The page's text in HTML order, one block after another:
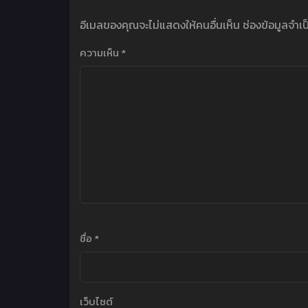
อีเมลของคุณจะไม่แสดงให้คนอื่นเห็น ช่องข้อมูลจำเ
ความเห็น *
ชื่อ *
เว็บไซต์